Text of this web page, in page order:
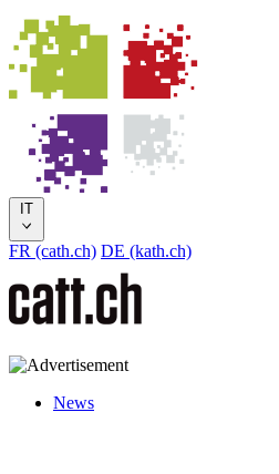
IT
FR (cath.ch) DE (kath.ch)
News